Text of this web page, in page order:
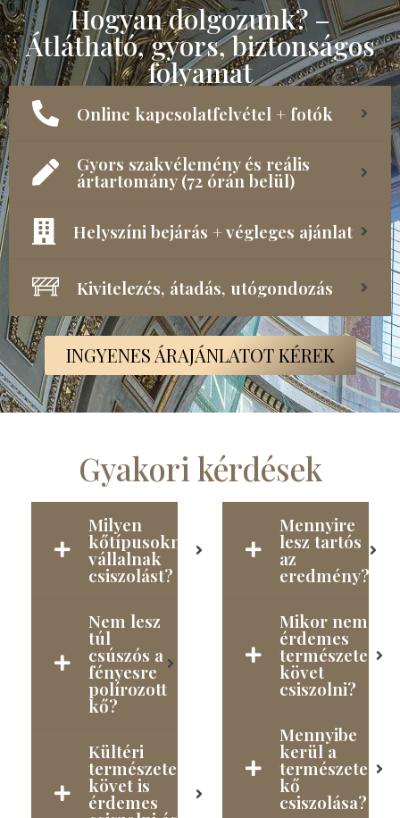
Hogyan dolgozunk? –
Átlátható, gyors, biztonságos
folyamat
Online kapcsolatfelvétel + fotók
Gyors szakvélemény és reális
ártartomány (72 órán belül)
Helyszíni bejárás + végleges ajánlat
Kivitelezés, átadás, utógondozás
INGYENES ÁRAJÁNLATOT KÉREK
Gyakori kérdések
Milyen
kőtípusoknál
vállalnak
csiszolást?
Nem lesz
túl
csúszós a
fényesre
polírozott
kő?
Kültéri
természetes
követ is
érdemes
Mennyire
lesz tartós
az
eredmény?
Mikor nem
érdemes
természetes
követ
csiszolni?
Mennyibe
kerül a
természetes
kő
csiszolása?